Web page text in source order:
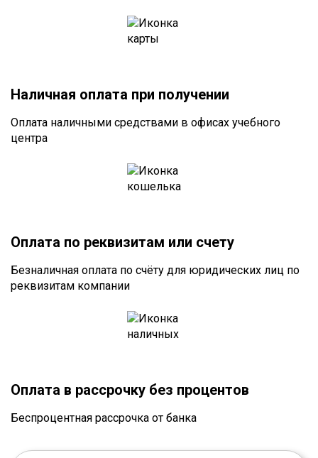
Наличная оплата при получении
Оплата наличными средствами в офисах учебного
центра
Оплата по реквизитам или счету
Безналичная оплата по счёту для юридических лиц по
реквизитам компании
Оплата в рассрочку без процентов
Беспроцентная рассрочка от банка